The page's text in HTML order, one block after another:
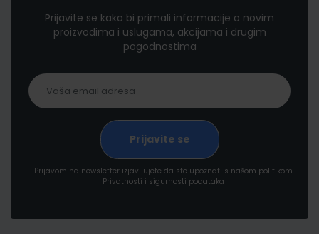
Prijavite se kako bi primali informacije o novim
proizvodima i uslugama, akcijama i drugim
pogodnostima
Prijavom na newsletter izjavljujete da ste upoznati s našom politikom
Privatnosti i sigurnosti podataka